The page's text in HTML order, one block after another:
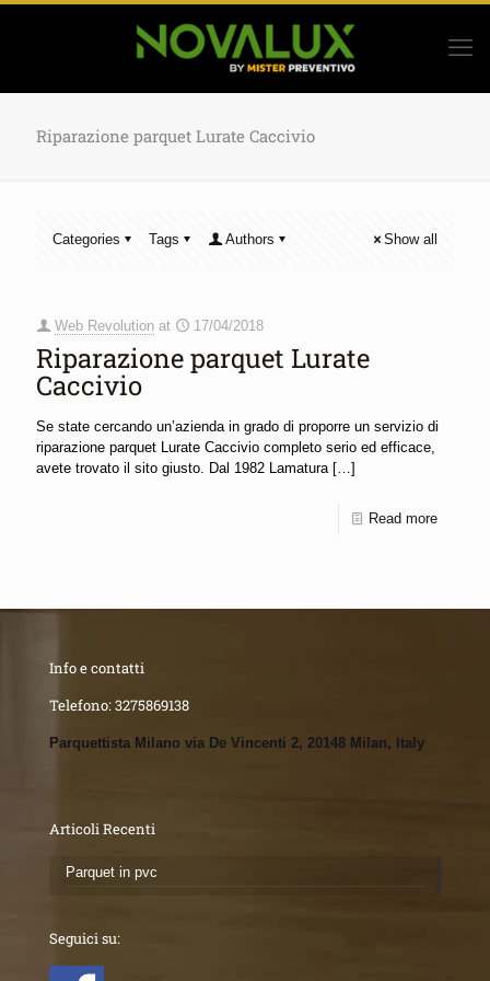
Riparazione parquet Lurate Caccivio
Categories Tags Authors Show all
Web Revolution at 17/04/2018
Riparazione parquet Lurate
Caccivio
Se state cercando un’azienda in grado di proporre un servizio di
riparazione parquet Lurate Caccivio completo serio ed efficace,
avete trovato il sito giusto. Dal 1982 Lamatura[…]
Read more
Info e contatti
Telefono:3275869138
Parquettista Milano via De Vincenti 2, 20148 Milan, Italy
Articoli Recenti
Parquet in pvc
Seguici su: